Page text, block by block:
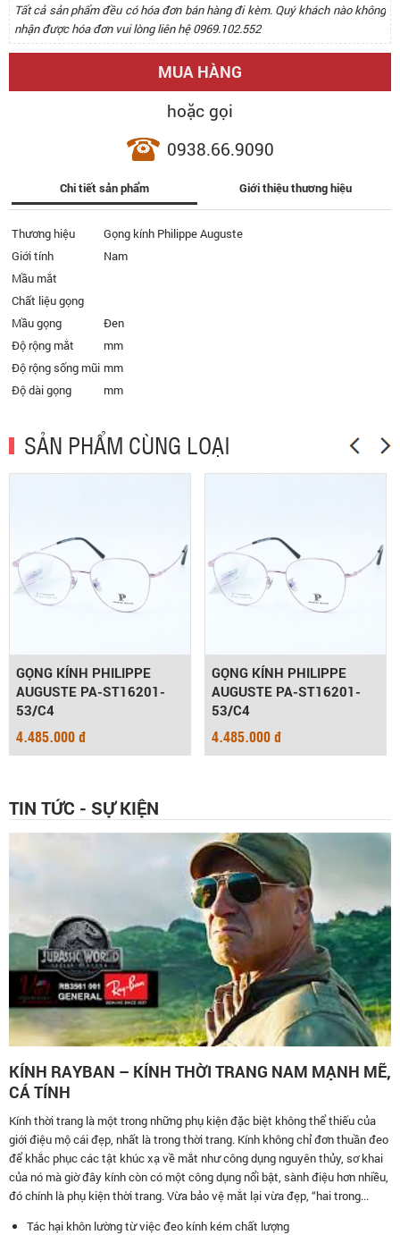
Tất cả sản phẩm đều có hóa đơn bán hàng đi kèm. Quý khách nào không
nhận được hóa đơn vui lòng liên hệ 0969.102.552
MUA HÀNG
hoặc gọi
0938.66.9090
Chi tiết sản phẩm Giới thiệu thương hiệu
Thương hiệu
Gọng kính Philippe Auguste
Giới tính
Nam
Mầu mắt
Chất liệu gọng
Mầu gọng
Đen
Độ rộng mắt
mm
Độ rộng sống mũi mm
Độ dài gọng
mm
SẢN PHẨM CÙNG LOẠI
GỌNG KÍNH PHILIPPE
AUGUSTE PA-ST16201-
53/C4
4.485.000 đ
GỌNG KÍNH PHILIPPE
AUGUSTE PA-ST16201-
53/C4
4.485.000 đ
TIN TỨC - SỰ KIỆN
KÍNH RAYBAN – KÍNH THỜI TRANG NAM MẠNH MẼ,
CÁ TÍNH
Kính thời trang là một trong những phụ kiện đặc biệt không thể thiếu của
giới điệu mộ cái đẹp, nhất là trong thời trang. Kính không chỉ đơn thuần đeo
để khắc phục các tật khúc xạ về mắt như công dụng nguyên thủy, sơ khai
của nó mà giờ đây kính còn có một công dụng nổi bật, sành điệu hơn nhiều,
đó chính là phụ kiện thời trang. Vừa bảo vệ mắt lại vừa đẹp, “hai trong...
Tác hại khôn lường từ việc đeo kính kém chất lượng